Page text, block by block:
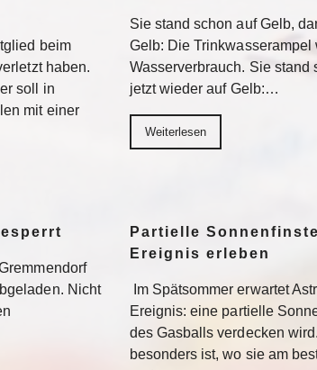
beim
haben.
soll in
mit einer
Sie stand schon auf Gelb,
Gelb: Die Trinkwasserampel
Wasserverbrauch. Sie stand
jetzt wieder auf Gelb:…
Weiterlesen
Nicht
Partielle
Ereignis erleben
Im Spätsommer erwartet
Ereignis: eine partielle
des Gasballs verdecken
besonders ist, wo sie am